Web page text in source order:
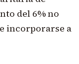
del 6% no
incorporarse a